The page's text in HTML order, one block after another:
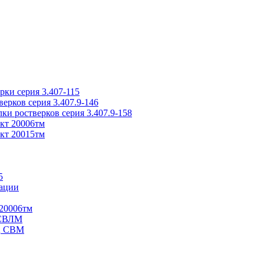
серия 3.407-115
серия 3.407.9-146
ростверков серия 3.407.9-158
20006тм
20015тм
СВМ